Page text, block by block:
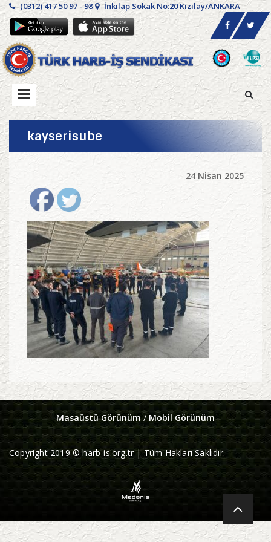
(0312) 417 50 97 - 98 İnkılap Sokak No:20 Kızılay/ANKARA
kayserisube
24 Nisan 2025
Masaüstü Görünüm/ Mobil Görünüm
Copyright 2019 © harb-is.org.tr | Tüm Hakları Saklıdır.